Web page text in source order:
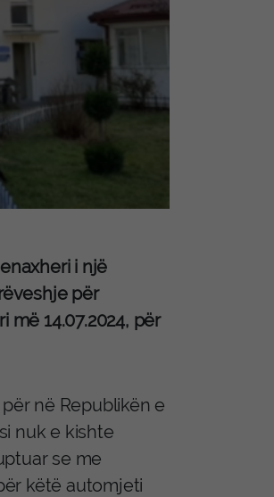
i një
për
më 14.07.2024, për
në Republikën e
nuk e kishte
se me
këtë automjeti